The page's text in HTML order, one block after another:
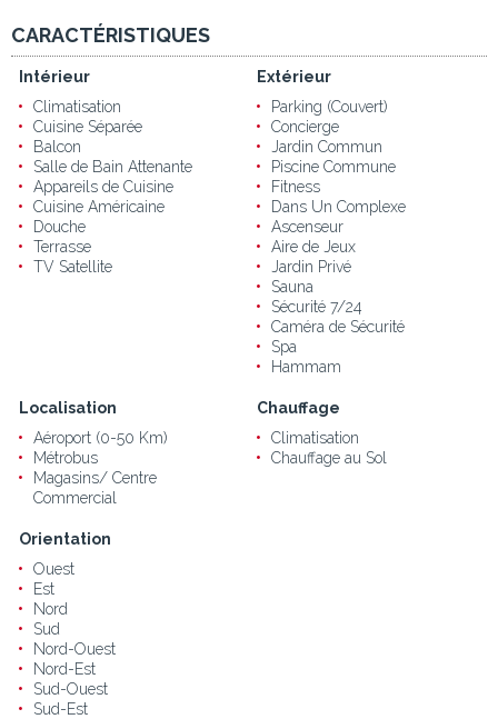
CARACTÉRISTIQUES
Intérieur
Climatisation
Cuisine Séparée
Balcon
Salle de Bain Attenante
Appareils de Cuisine
Cuisine Américaine
Douche
Terrasse
TV Satellite
Extérieur
Parking (Couvert)
Concierge
Jardin Commun
Piscine Commune
Fitness
Dans Un Complexe
Ascenseur
Aire de Jeux
Jardin Privé
Sauna
Sécurité 7/24
Caméra de Sécurité
Spa
Hammam
Localisation
Aéroport (0-50 Km)
Métrobus
Magasins/ Centre
Commercial
Chauffage
Climatisation
Chauffage au Sol
Orientation
Ouest
Est
Nord
Sud
Nord-Ouest
Nord-Est
Sud-Ouest
Sud-Est